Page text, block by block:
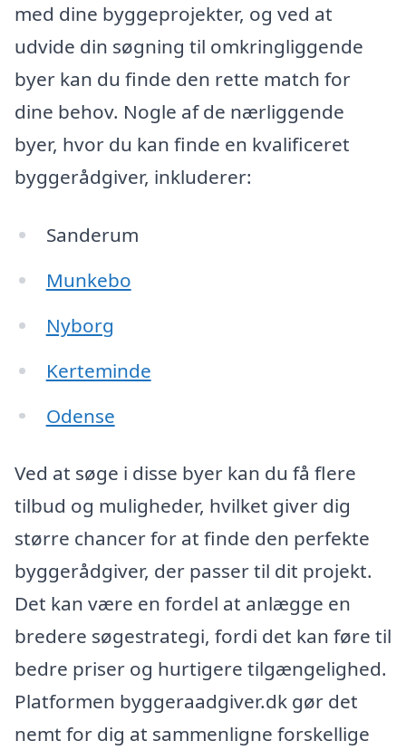
med dine byggeprojekter, og ved at
udvide din søgning til omkringliggende
byer kan du finde den rette match for
dine behov. Nogle af de nærliggende
byer, hvor du kan finde en kvalificeret
byggerådgiver, inkluderer:
Sanderum
Munkebo
Nyborg
Kerteminde
Odense
Ved at søge i disse byer kan du få flere
tilbud og muligheder, hvilket giver dig
større chancer for at finde den perfekte
byggerådgiver, der passer til dit projekt.
Det kan være en fordel at anlægge en
bredere søgestrategi, fordi det kan føre til
bedre priser og hurtigere tilgængelighed.
Platformen byggeraadgiver.dk gør det
nemt for dig at sammenligne forskellige